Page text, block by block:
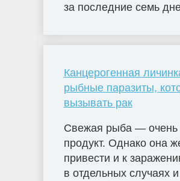
за последние семь
Канцерогенная
рыбные паразиты,
вызывать рак
Свежая рыба — очень
продукт. Однако она
привести и к
в отдельных случаях